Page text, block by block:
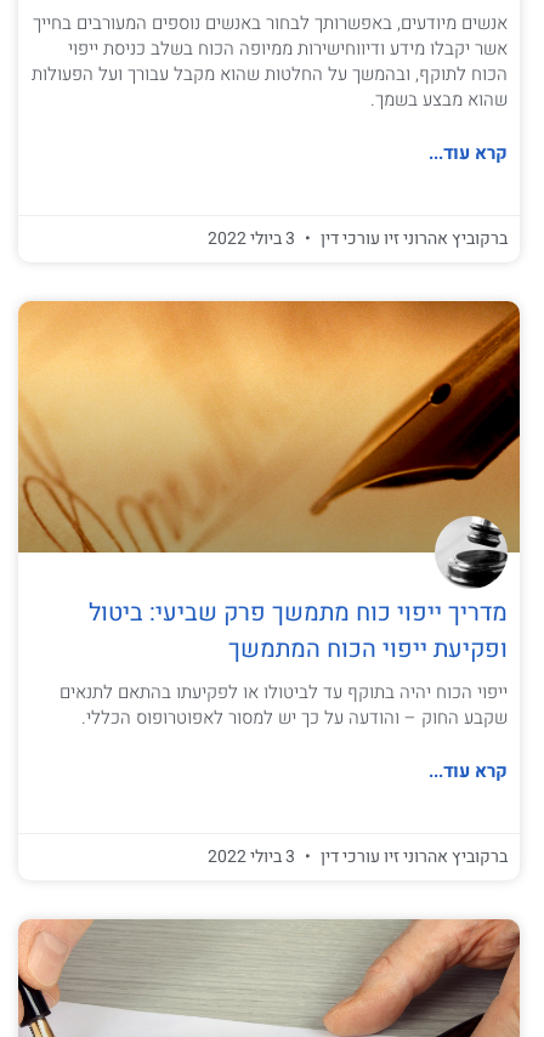
אנשים מיודעים, באפשרותך לבחור באנשים נוספים המעורבים בחייך
אשר יקבלו מידע ודיווחישירות ממיופה הכוח בשלב כניסת ייפוי
הכוח לתוקף, ובהמשך על החלטות שהוא מקבל עבורך ועל הפעולות
שהוא מבצע בשמך.
קרא עוד...
ברקוביץ אהרוני זיו עורכי דין
מדריך ייפוי כוח מתמשך פרק שביעי: ביטול
ופקיעת ייפוי הכוח המתמשך
ייפוי הכוח יהיה בתוקף עד לביטולו או לפקיעתו בהתאם לתנאים
שקבע החוק – והודעה על כך יש למסור לאפוטרופוס הכללי.
קרא עוד...
ברקוביץ אהרוני זיו עורכי דין